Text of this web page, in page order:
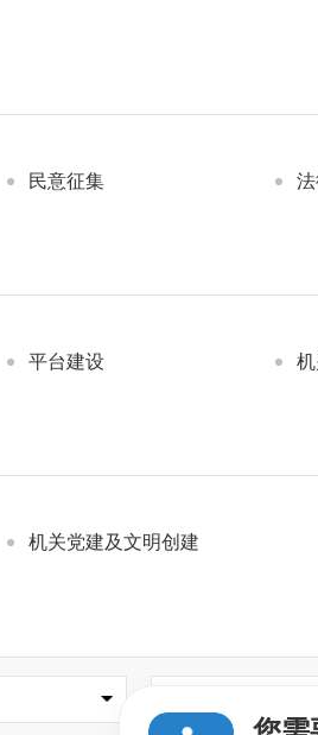
民意征集
平台建设 机
机关党建及文明创建